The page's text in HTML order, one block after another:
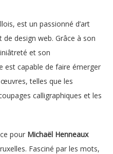
est un passionné d’art
design web. Grâce à son
et son
est capable de faire émerger
telles que les
calligraphiques et les
pour Michaël Henneaux
Fasciné par les mots,